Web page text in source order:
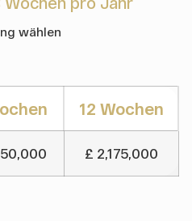
wählen
12 Wochen
£ 2,175,000